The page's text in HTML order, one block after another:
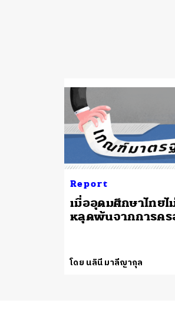
Report
เมื่ออุดมศึกษาไทยไ
หลุดพ้นจากการคร
โดย นลินี มาลีญากุล